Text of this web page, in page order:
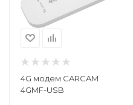
4G модем CARCAM
4GMF-USB